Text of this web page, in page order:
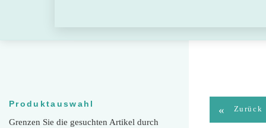
« Zurück
Produktauswahl
Grenzen Sie die gesuchten Artikel durch